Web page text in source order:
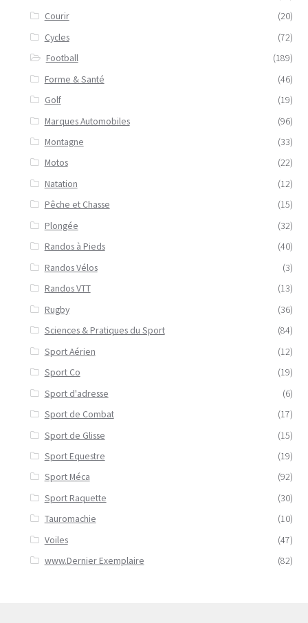
Courir
(20)
Cycles
(72)
Football
(189)
Forme & Santé
(46)
Golf
(19)
Marques Automobiles
(96)
Montagne
(33)
Motos
(22)
Natation
(12)
Pêche et Chasse
(15)
Plongée
(32)
Randos à Pieds
(40)
Randos Vélos
(3)
Randos VTT
(13)
Rugby
(36)
Sciences & Pratiques du Sport
(84)
Sport Aérien
(12)
Sport Co
(19)
Sport d'adresse
(6)
Sport de Combat
(17)
Sport de Glisse
(15)
Sport Equestre
(19)
Sport Méca
(92)
Sport Raquette
(30)
Tauromachie
(10)
Voiles
(47)
www.Dernier Exemplaire
(82)